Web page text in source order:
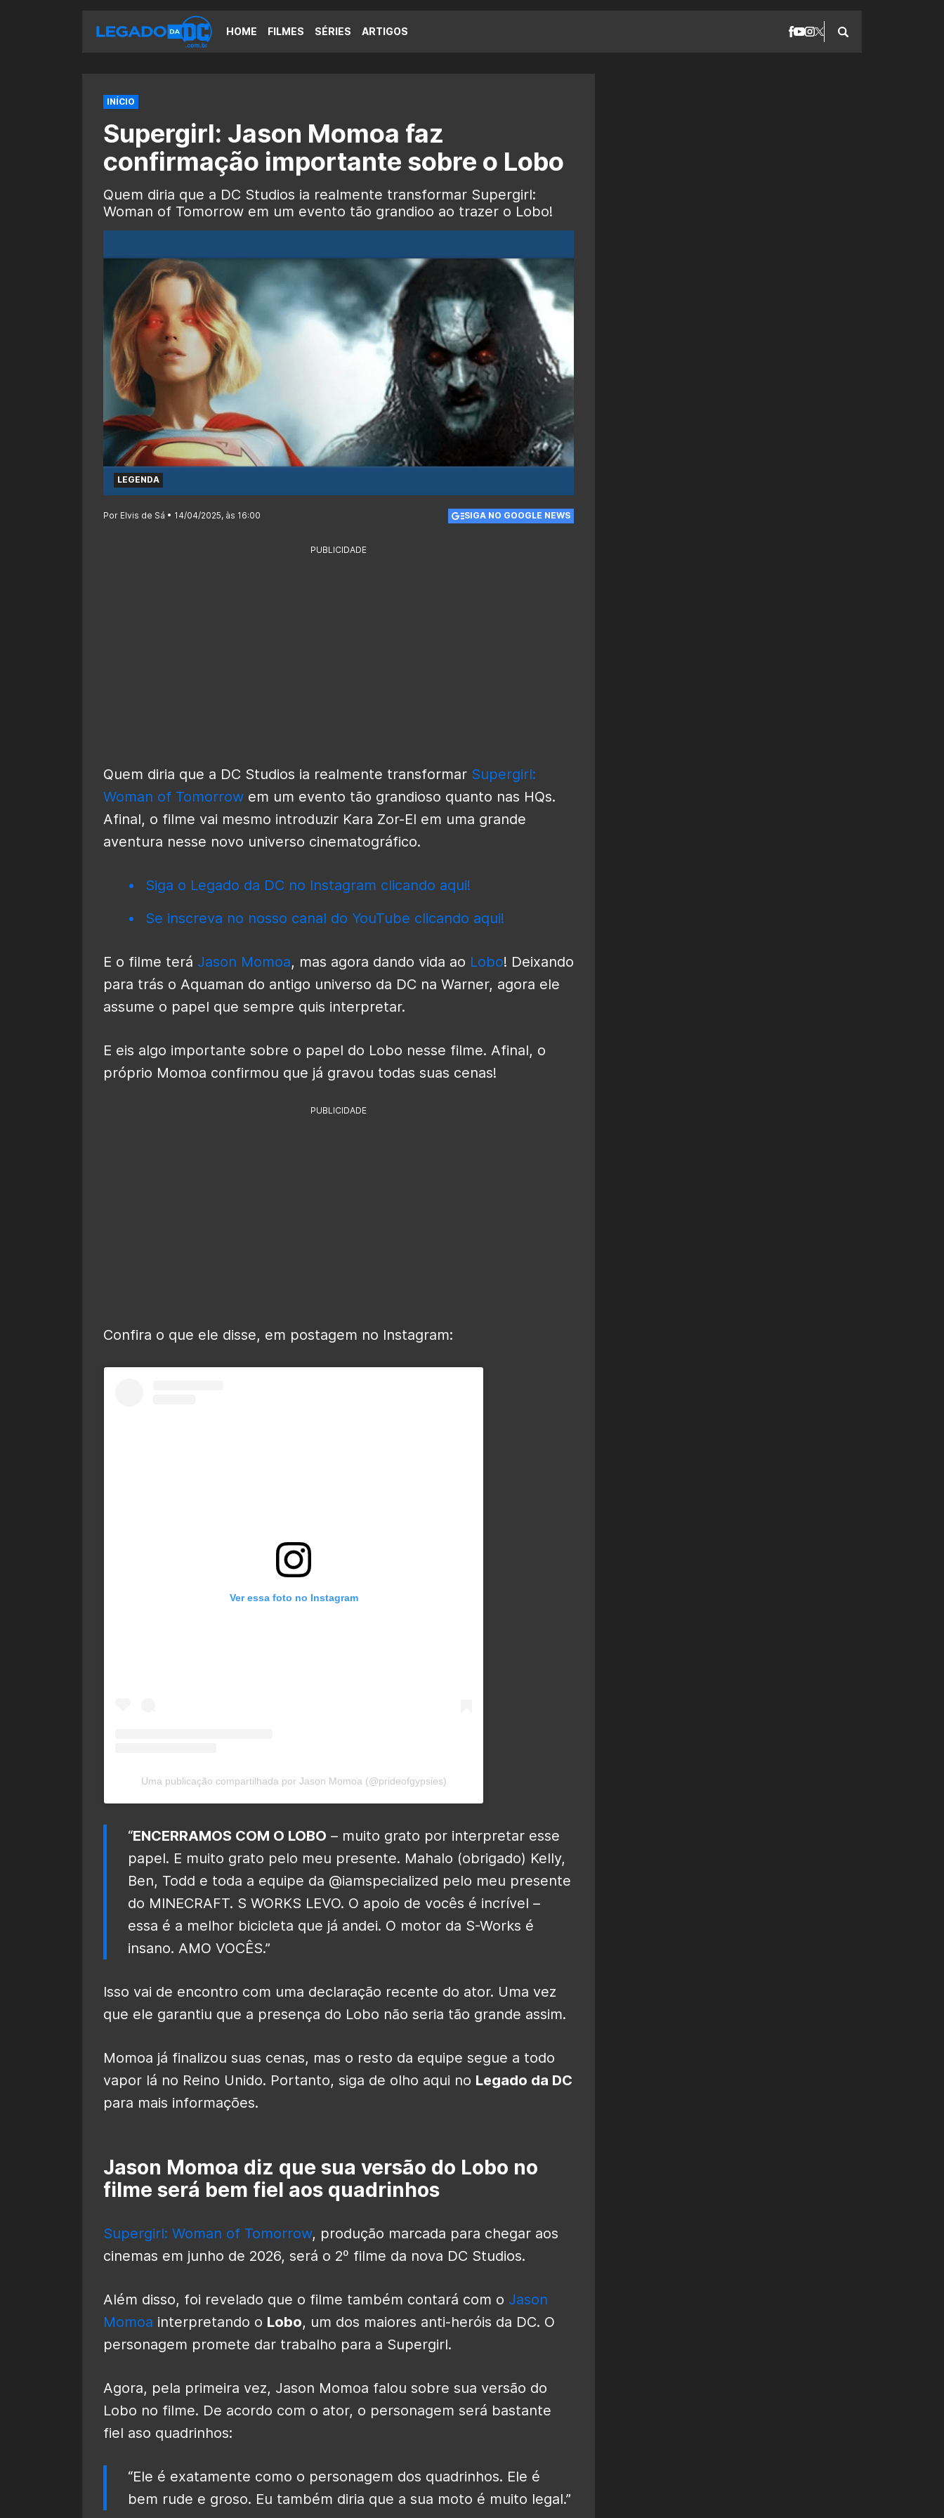
HOME FILMES SÉRIES ARTIGOS
INÍCIO
Supergirl: Jason Momoa faz
confirmação importante sobre o Lobo
Quem diria que a DC Studios ia realmente transformar Supergirl:
Woman of Tomorrow em um evento tão grandioo ao trazer o Lobo!
LEGENDA
Por Elvis de Sá • 14/04/2025, às 16:00 SIGA NO GOOGLE NEWS
PUBLICIDADE
Quem diria que a DC Studios ia realmente transformar Supergirl:
Woman of Tomorrow em um evento tão grandioso quanto nas HQs.
Afinal, o filme vai mesmo introduzir Kara Zor-El em uma grande
aventura nesse novo universo cinematográfico.
Siga o Legado da DC no Instagram clicando aqui!
Se inscreva no nosso canal do YouTube clicando aqui!
E o filme terá Jason Momoa, mas agora dando vida ao Lobo! Deixando
para trás o Aquaman do antigo universo da DC na Warner, agora ele
assume o papel que sempre quis interpretar.
E eis algo importante sobre o papel do Lobo nesse filme. Afinal, o
próprio Momoa confirmou que já gravou todas suas cenas!
PUBLICIDADE
Confira o que ele disse, em postagem no Instagram:
Ver essa foto no Instagram
Uma publicação compartilhada por Jason Momoa (@prideofgypsies)
“ENCERRAMOS COM O LOBO – muito grato por interpretar esse
papel. E muito grato pelo meu presente. Mahalo (obrigado) Kelly,
Ben, Todd e toda a equipe da @iamspecialized pelo meu presente
do MINECRAFT. S WORKS LEVO. O apoio de vocês é incrível –
essa é a melhor bicicleta que já andei. O motor da S-Works é
insano. AMO VOCÊS.”
Isso vai de encontro com uma declaração recente do ator. Uma vez
que ele garantiu que a presença do Lobo não seria tão grande assim.
Momoa já finalizou suas cenas, mas o resto da equipe segue a todo
vapor lá no Reino Unido. Portanto, siga de olho aqui no Legado da DC
para mais informações.
Jason Momoa diz que sua versão do Lobo no
filme será bem fiel aos quadrinhos
Supergirl: Woman of Tomorrow, produção marcada para chegar aos
cinemas em junho de 2026, será o 2º filme da nova DC Studios.
Além disso, foi revelado que o filme também contará com o Jason
Momoa interpretando o Lobo, um dos maiores anti-heróis da DC. O
personagem promete dar trabalho para a Supergirl.
Agora, pela primeira vez, Jason Momoa falou sobre sua versão do
Lobo no filme. De acordo com o ator, o personagem será bastante
fiel aso quadrinhos:
“Ele é exatamente como o personagem dos quadrinhos. Ele é
bem rude e groso. Eu também diria que a sua moto é muito legal.”